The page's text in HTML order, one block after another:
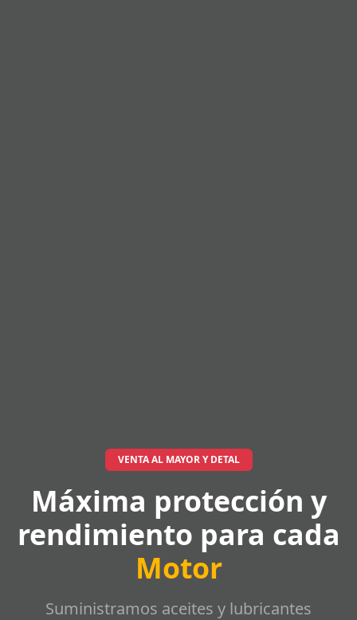
VENTA AL MAYOR Y DETAL
Máxima protección y
rendimiento para cada
Motor
Suministramos aceites y lubricantes